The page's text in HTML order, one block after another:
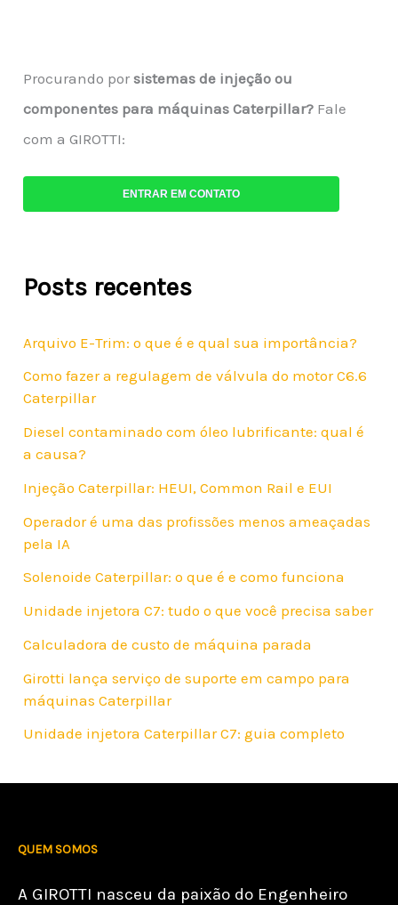
Procurando porsistemas de injeção ou
componentes para máquinas Caterpillar? Fale
com a GIROTTI:
ENTRAR EM CONTATO
Posts recentes
Arquivo E-Trim: o que é e qual sua importância?
Como fazer a regulagem de válvula do motor C6.6
Caterpillar
Diesel contaminado com óleo lubrificante: qual é
a causa?
Injeção Caterpillar: HEUI, Common Rail e EUI
Operador é uma das profissões menos ameaçadas
pela IA
Solenoide Caterpillar: o que é e como funciona
Unidade injetora C7: tudo o que você precisa saber
Calculadora de custo de máquina parada
Girotti lança serviço de suporte em campo para
máquinas Caterpillar
Unidade injetora Caterpillar C7: guia completo
QUEM SOMOS
A GIROTTI nasceu da paixão do Engenheiro